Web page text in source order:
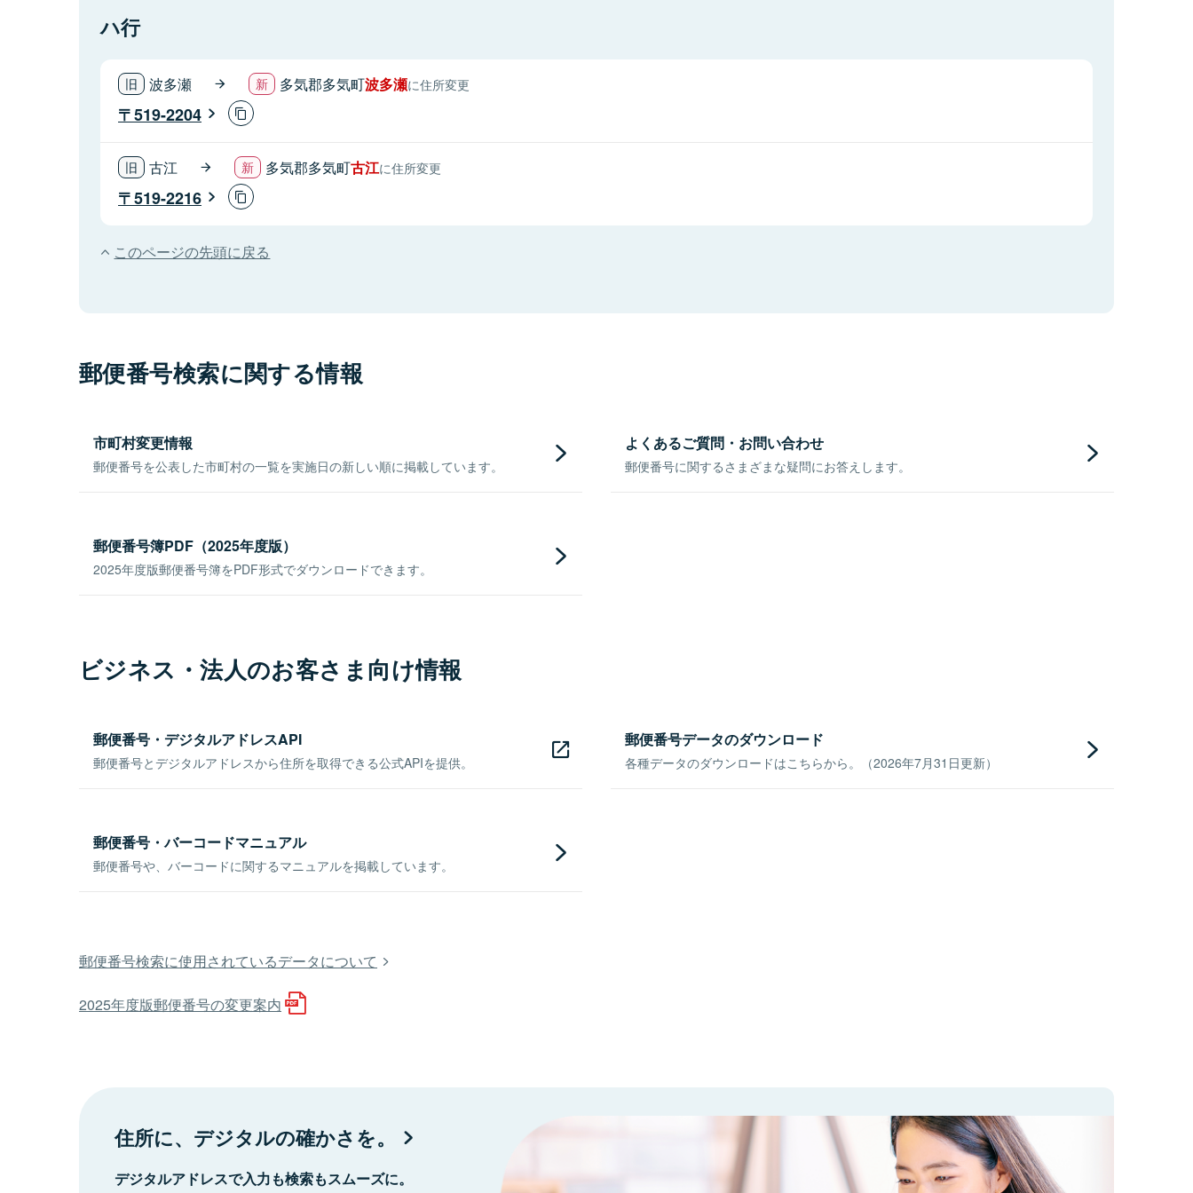
ハ行
波多瀬 多気郡多気町波多瀬に住所変更
519-2204
古江 多気郡多気町古江に住所変更
519-2216
このページの先頭に戻る
郵便番号検索に関する情報
市町村変更情報
郵便番号を公表した市町村の一覧を実施日の新しい順に掲載しています。
よくあるご質問・お問い合わせ
郵便番号に関するさまざまな疑問にお答えします。
郵便番号簿PDF（2025年度版）
2025年度版郵便番号簿をPDF形式でダウンロードできます。
ビジネス・法人のお客さま向け情報
郵便番号・デジタルアドレスAPI
郵便番号とデジタルアドレスから住所を取得できる公式APIを提供。
郵便番号データのダウンロード
各種データのダウンロードはこちらから。（2026年7月31日更新）
郵便番号・バーコードマニュアル
郵便番号や、バーコードに関するマニュアルを掲載しています。
郵便番号検索に使用されているデータについて
2025年度版郵便番号の変更案内
住所に、デジタルの確かさを。
デジタルアドレスで入力も検索もスムーズに。